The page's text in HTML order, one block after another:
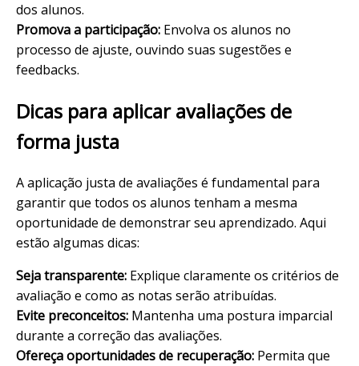
dos alunos.
Promova a participação: Envolva os alunos no
processo de ajuste, ouvindo suas sugestões e
feedbacks.
Dicas para aplicar avaliações de
forma justa
A aplicação justa de avaliações é fundamental para
garantir que todos os alunos tenham a mesma
oportunidade de demonstrar seu aprendizado. Aqui
estão algumas dicas:
Seja transparente: Explique claramente os critérios de
avaliação e como as notas serão atribuídas.
Evite preconceitos: Mantenha uma postura imparcial
durante a correção das avaliações.
Ofereça oportunidades de recuperação: Permita que